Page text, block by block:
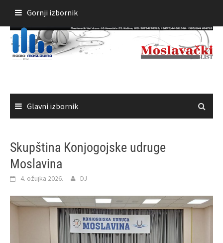
sadržaja
Gornji izbornik
Glavni izbornik
Skupština Konjogojske udruge
Moslavina
4. ožujka 2026. DJ